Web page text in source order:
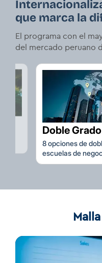
que marca la
El programa con el
del mercado peruano
Doble Grado
8 opciones de
escuelas de